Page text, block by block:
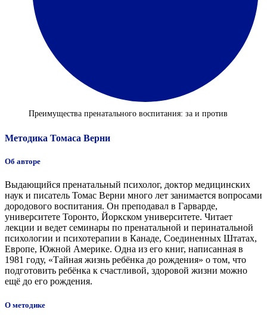
Преимущества пренатального воспитания: за и против
Методика Томаса Верни
Об авторе
Выдающийся пренатальный психолог, доктор медицинских
наук и писатель Томас Верни много лет занимается вопросами
дородового воспитания. Он преподавал в Гарварде,
университете Торонто, Йоркском университете. Читает
лекции и ведет семинары по пренатальной и перинатальной
психологии и психотерапии в Канаде, Соединенных Штатах,
Европе, Южной Америке. Одна из его книг, написанная в
1981 году, «Тайная жизнь ребёнка до рождения» о том, что
подготовить ребёнка к счастливой, здоровой жизни можно
ещё до его рождения.
О методике